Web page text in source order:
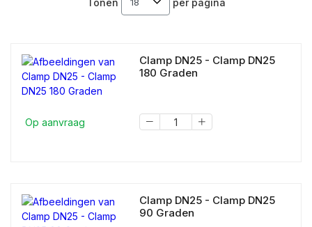
Op aanvraag
Clamp DN25 - Clamp DN25
180 Graden
Clamp DN25 - Clamp DN25
90 Graden